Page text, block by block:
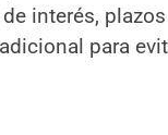
interés,
para